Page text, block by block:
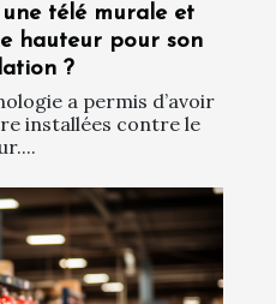
télé murale et
hauteur pour son
?
a permis d’avoir
installées contre le